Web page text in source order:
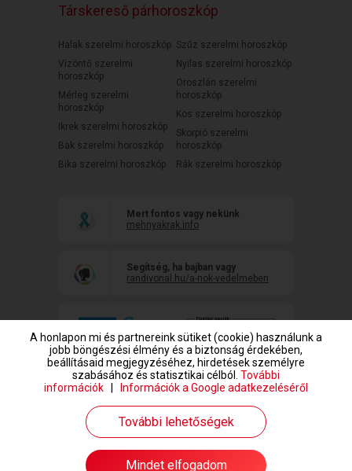
Társkereső párhoroszkóp
Halak szerelmi horoszkóp
Vízöntő szerelmi
horoszkóp
Mérleg szerelmi
horoszkóp
Ikrek szerelmi horoszkóp
Bak szerelmi horoszkóp
Bika szerelmi horoszkóp
Szűz szerelmi horoszkóp
Nyilas szerelmi horoszkóp
Oroszlán szerelmi
horoszkóp
Kos szerelmi horoszkóp
Skorpió szerelmi
horoszkóp
Rák szerelmi horoszkóp
Mert fontos vagy nekünk
mehnyakrak.info
Segítség, ha bajban vagy
randivonal.hu/a-nok-vedelmeben
www.randivonal.hu © Copyright 1999-2026 Dating Central Europe Zrt.
A honlapon mi és partnereink sütiket (cookie) használunk a
jobb böngészési élmény és a biztonság érdekében,
beállításaid megjegyzéséhez, hirdetések személyre
szabásához és statisztikai célból. További
információk
Információk a Google adatkezeléséről
További lehetőségek
Mindet elfogadom